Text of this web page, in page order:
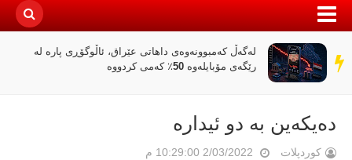
سەر
دێڕ
لەگەڵ کەمبوونەوەی داهاتی عێراق، ئاڵوگۆڕی پارە لە
رێگەی مۆبایلەوە 50٪ کەمی کردووە
دەیکەین بە دو ئیدارە
کوردپلات 2/03/2022 10:29:00 م